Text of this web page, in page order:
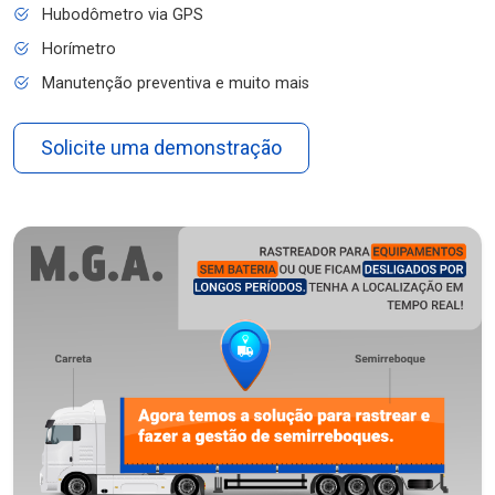
Hubodômetro via GPS
Horímetro
Manutenção preventiva e muito mais
Solicite uma demonstração